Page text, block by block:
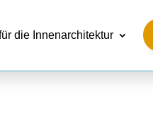
die Innenarchitektur